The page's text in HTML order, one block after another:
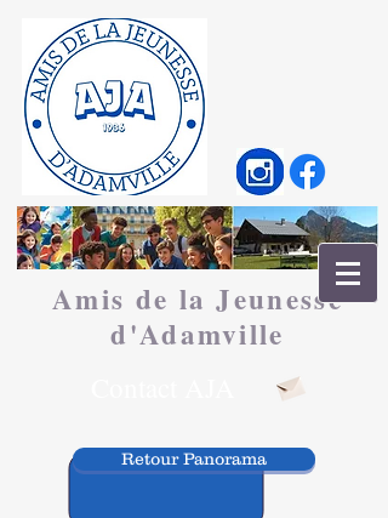
Amis de la Jeunesse
d'Adamville
Retour Panorama